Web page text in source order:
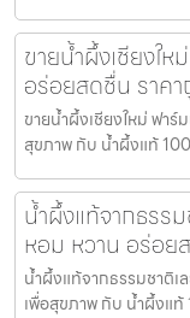
ขายน้ำผึ้งเชียงใ
อร่อยสดชื่น ราค
ขายน้ำผึ้งเชียงใหม่ ฟา
สุขภาพ กับ น้ำผึ้งแท้
น้ำผึ้งแท้จากธรร
หอม หวาน อร่อย
น้ำผึ้งแท้จากธรรมชาติเ
เพื่อสุขภาพ กับ น้ำผึ้งแท้